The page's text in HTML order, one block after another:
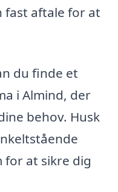
fast aftale for at
du finde et
i Almind, der
behov. Husk
at sikre dig